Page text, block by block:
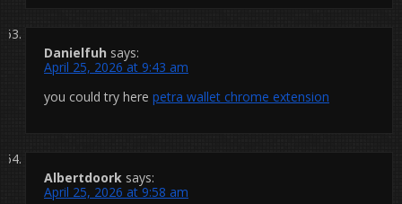
Danielfuh says:
April 25, 2026 at 9:43 am
you could try here petra wallet chrome extension
Albertdoork says:
April 25, 2026 at 9:58 am